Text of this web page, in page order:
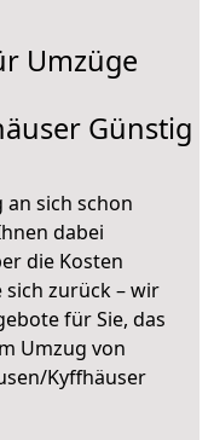
Umzüge
Günstig
sich schon
dabei
die Kosten
sich zurück – wir
für Sie, das
Umzug von
Kyffhäuser